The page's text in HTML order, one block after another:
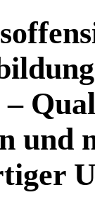
–
und